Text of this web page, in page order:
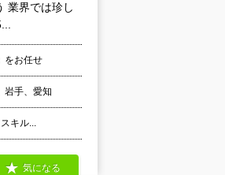
業界では珍し
をお任せ
岩手、愛知
キル...
気になる